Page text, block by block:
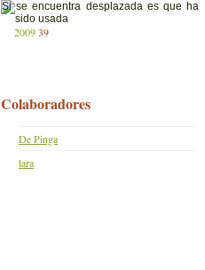
200939
Colaboradores
De Pinga
lara